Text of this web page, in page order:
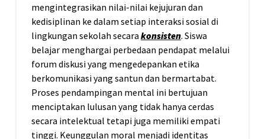
mengintegrasikan nilai-nilai kejujuran dan
kedisiplinan ke dalam setiap interaksi sosial di
lingkungan sekolah secara konsisten. Siswa
belajar menghargai perbedaan pendapat melalui
forum diskusi yang mengedepankan etika
berkomunikasi yang santun dan bermartabat.
Proses pendampingan mental ini bertujuan
menciptakan lulusan yang tidak hanya cerdas
secara intelektual tetapi juga memiliki empati
tinggi. Keunggulan moral menjadi identitas